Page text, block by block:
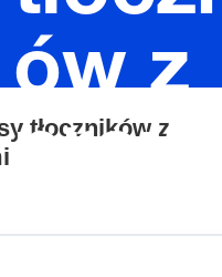
ów z
tłoczników z